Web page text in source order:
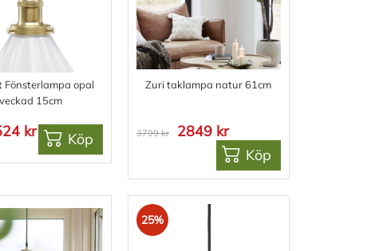
Fönsterlampa opal
veckad 15cm
kr Köp
Zuri taklampa natur 61cm
3799 kr
2849 kr
Köp
25%